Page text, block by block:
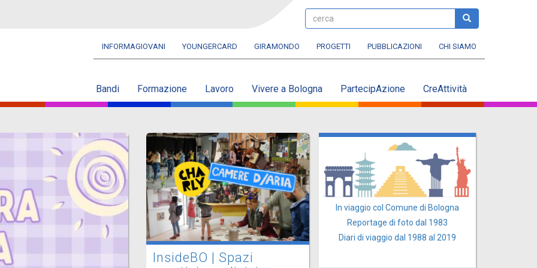
cerca cerca
Navbar
INFORMAGIOVANI YOUNGERCARD GIRAMONDO PROGETTI PUBBLICAZIONI CHI SIAMO
Bandi Formazione Lavoro Vivere a Bologna PartecipAzione CreAttività
InsideBO | Spazi
In viaggio col Comune di Bologna
Reportage di foto dal 1983
Diari di viaggio dal 1988 al 2019